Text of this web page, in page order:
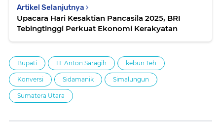
Artikel Selanjutnya
Upacara Hari Kesaktian Pancasila 2025, BRI
Tebingtinggi Perkuat Ekonomi Kerakyatan
Bupati H. Anton Saragih kebun Teh
Konversi Sidamanik Simalungun
Sumatera Utara